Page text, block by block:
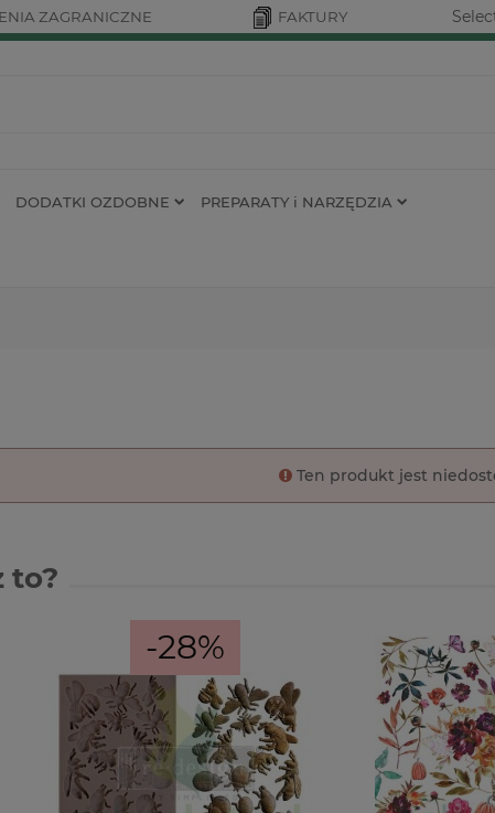
ZAGRANICZNE FAKTURY
DODATKI OZDOBNE PREPARATY i NARZĘDZIA
Ten produkt jest
to?